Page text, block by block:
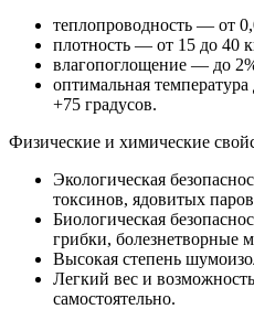
теплопроводность — от
плотность — от 15 до 40
влагопоглощение — до
оптимальная
+75 градусов.
Физические и химические
Экологическая
токсинов, ядовитых
Биологическая
грибки, болезнетворные
Высокая степень
Легкий вес и
самостоятельно.